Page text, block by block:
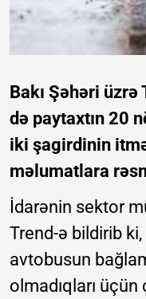
Bakı Şəhəri
də paytaxtın 20
iki şagirdinin
məlumatlara
İdarənin sektor
Trend-ə bildirib
avtobusun
olmadıqları üçün